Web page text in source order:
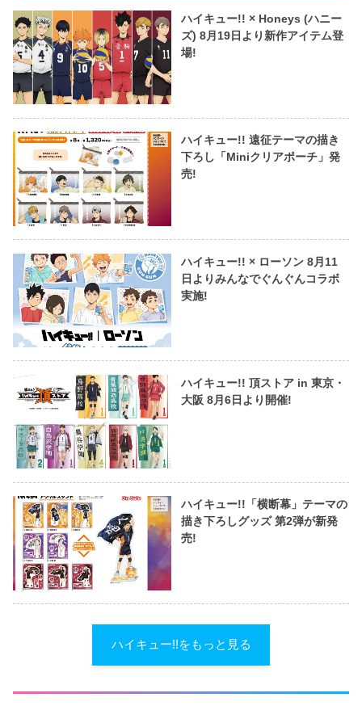
ハイキュー!! × Honeys (ハニー
ズ) 8月19日より新作アイテム登
場!
ハイキュー!! 遠征テーマの描き
下ろし「Miniクリアポーチ」発
売!
ハイキュー!! × ローソン 8月11
日よりみんなでぐんぐんコラボ
実施!
ハイキュー!! 頂ストア in 東京・
大阪 8月6日より開催!
ハイキュー!!「横断幕」テーマの
描き下ろしグッズ 第2弾が新発
売!
ハイキュー!!をもっと見る